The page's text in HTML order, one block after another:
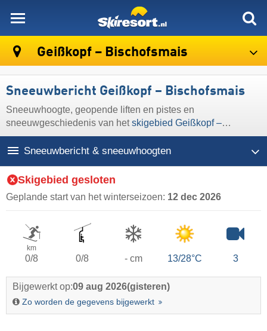
Geißkopf – Bischofsmais
Sneeuwbericht Geißkopf – Bischofsmais
Sneeuwhoogte, geopende liften en pistes en
sneeuwgeschiedenis van hetskigebied Geißkopf –
Bischofsmais
Sneeuwbericht & sneeuwhoogten
Skigebied gesloten
Geplande start van het winterseizoen: 12 dec 2026
km
0/8 0/8 - cm 13/28°C 3
Bijgewerkt op:09 aug 2026(gisteren)
Zo worden de gegevens bijgewerkt